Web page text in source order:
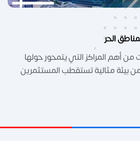
الحر
من أهم المراكز التي يتمحور حولها
بيئة مثالية تستقطب المستثمرين